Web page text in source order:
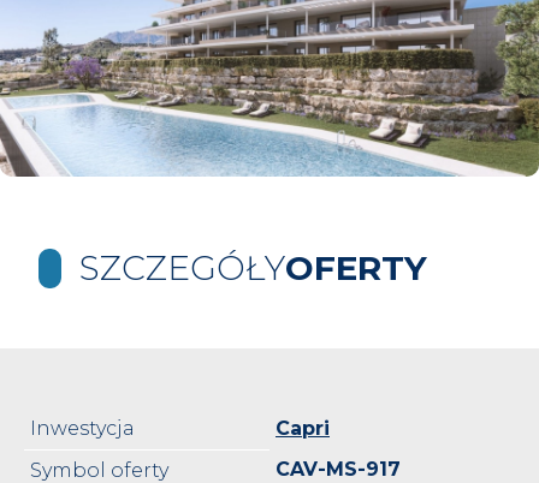
SZCZEGÓŁYOFERTY
Inwestycja
Capri
Symbol oferty
CAV-MS-917